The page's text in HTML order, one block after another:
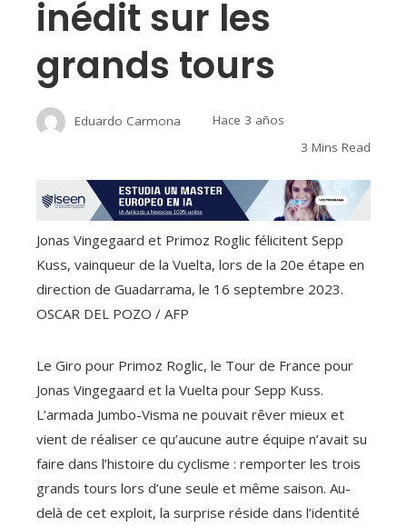
inédit sur les
grands tours
Eduardo Carmona
Hace 3 años
3 Mins Read
Jonas Vingegaard et Primoz Roglic félicitent Sepp
Kuss, vainqueur de la Vuelta, lors de la 20e étape en
direction de Guadarrama, le 16 septembre 2023.
OSCAR DEL POZO / AFP
Le Giro pour Primoz Roglic, le Tour de France pour
Jonas Vingegaard et la Vuelta pour Sepp Kuss.
L’armada Jumbo-Visma ne pouvait rêver mieux et
vient de réaliser ce qu’aucune autre équipe n’avait su
faire dans l’histoire du cyclisme : remporter les trois
grands tours lors d’une seule et même saison. Au-
delà de cet exploit, la surprise réside dans l’identité